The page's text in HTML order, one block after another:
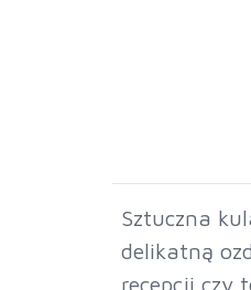
Sztuczna
delikatną
recepcji czy